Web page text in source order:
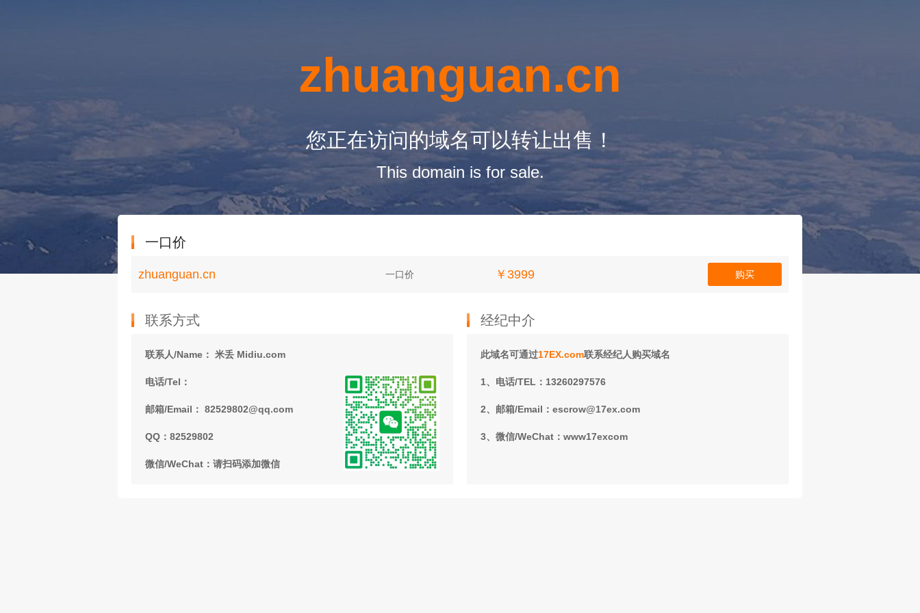
zhuanguan.cn
您正在访问的域名可以转让出售！
This domain is for sale.
一口价
zhuanguan.cn 一口价 ￥3999 购买
联系方式
联系人/Name： 米丢 Midiu.com
电话/Tel：
邮箱/Email： 82529802@qq.com
QQ：82529802
微信/WeChat：请扫码添加微信
经纪中介
此域名可通过17EX.com联系经纪人购买域名
1、电话/TEL：13260297576
2、邮箱/Email：escrow@17ex.com
3、微信/WeChat：www17excom